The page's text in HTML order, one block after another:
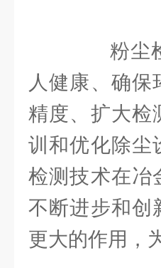
粉尘检
人健康、确
精度、扩大检
训和优化除尘
检测技术在冶
不断进步和创
更大的作用，